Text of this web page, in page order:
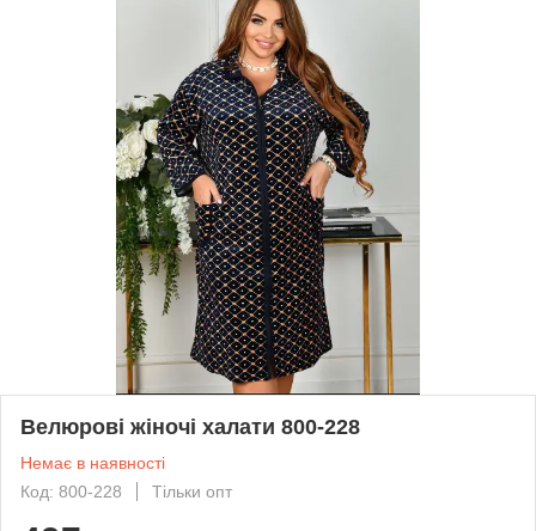
Велюрові жіночі халати 800-228
Немає в наявності
Код: 800-228
Тільки опт